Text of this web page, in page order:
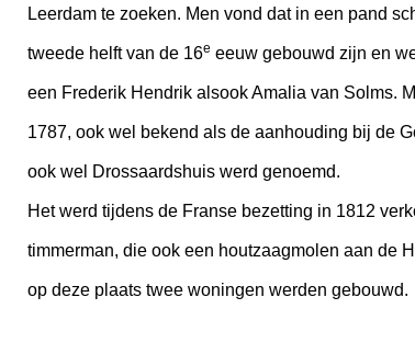
Leerdam te zoeken. Men vond dat in een pand
tweede helft van de 16e eeuw gebouwd zijn en
een Frederik Hendrik alsook Amalia van Solms.
1787, ook wel bekend als de aanhouding bij de
ook wel Drossaardshuis werd genoemd.
Het werd tijdens de Franse bezetting in 1812
timmerman, die ook een houtzaagmolen aan de
op deze plaats twee woningen werden gebouwd.